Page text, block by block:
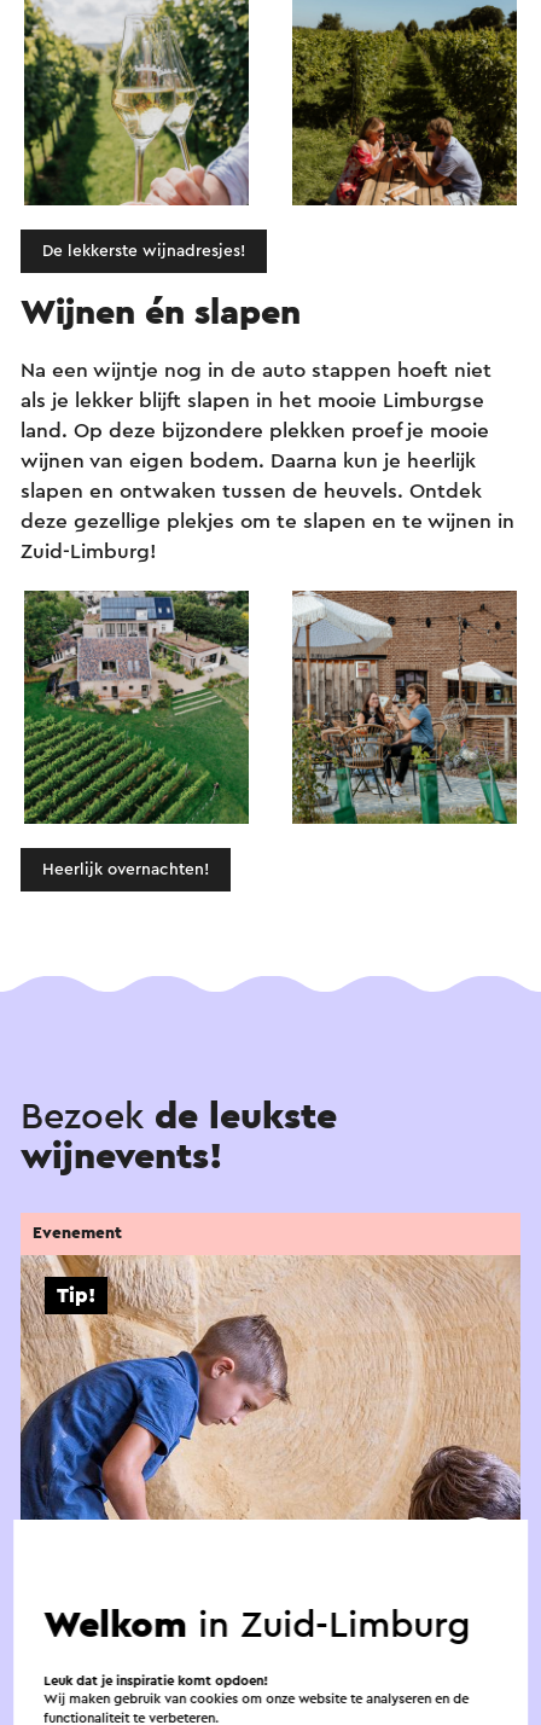
De lekkerste wijnadresjes!
Wijnen én slapen
Na een wijntje nog in de auto stappen hoeft niet
als je lekker blijft slapen in het mooie Limburgse
land. Op deze bijzondere plekken proef je mooie
wijnen van eigen bodem. Daarna kun je heerlijk
slapen en ontwaken tussen de heuvels. Ontdek
deze gezellige plekjes om te slapen en te wijnen in
Zuid-Limburg!
Heerlijk overnachten!
Bezoek de leukste
wijnevents!
MergelZomer Valkenburg
Tip!
Evenement
1-7-2026 t/m 6-9-2026
Valkenburg
Welkom in Zuid-Limburg
Leuk dat je inspiratie komt opdoen!
Wij maken gebruik van cookies om onze website te analyseren en de
functionaliteit te verbeteren.